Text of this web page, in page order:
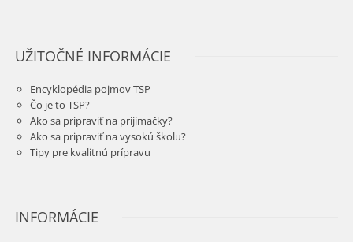
UŽITOČNÉ INFORMÁCIE
Encyklopédia pojmov TSP
Čo je to TSP?
Ako sa pripraviť na prijímačky?
Ako sa pripraviť na vysokú školu?
Tipy pre kvalitnú prípravu
INFORMÁCIE